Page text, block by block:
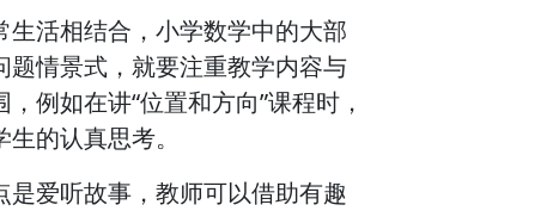
活相结合，小学数学中的大部
情景式，就要注重教学内容与
例如在讲“位置和方向”课程时，
的认真思考。
爱听故事，教师可以借助有趣